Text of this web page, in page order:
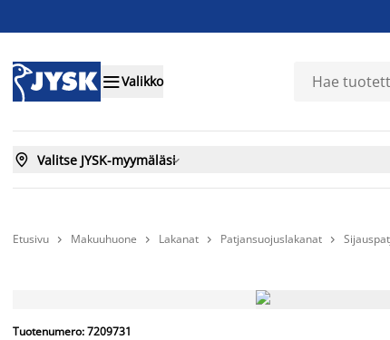
Valikko
 Valitse JYSK-myymäläsi
Etusivu  Makuuhuone  Lakanat  Patjansuojuslakanat 
AINA EDULLINEN HINTA
Tuotenumero: 7209731